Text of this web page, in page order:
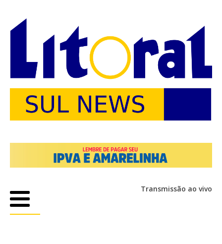
Transmissão ao vivo